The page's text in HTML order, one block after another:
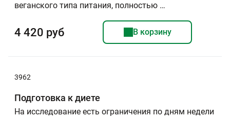
веганского типа питания, полностью …
4 420 руб В корзину
3962
Подготовка к диете
На исследование есть ограничения по дням недели